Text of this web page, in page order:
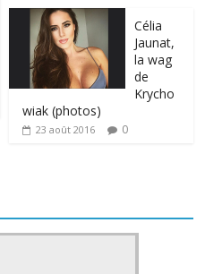
Célia
Jaunat,
la wag
de
Krycho
wiak (photos)
23 août 2016 0